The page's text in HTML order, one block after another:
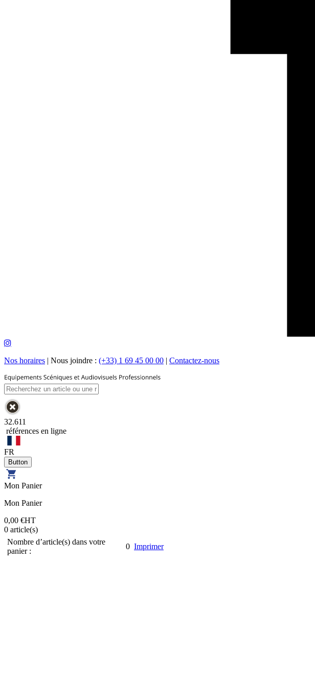
Nos horaires | Nous joindre : (+33) 1 69 45 00 00 | Contactez-nous
32.611
références en ligne
FR
Mon Panier
Mon Panier
0,00 €HT
0 article(s)
Nombre d’article(s) dans votre
panier :
0 Imprimer